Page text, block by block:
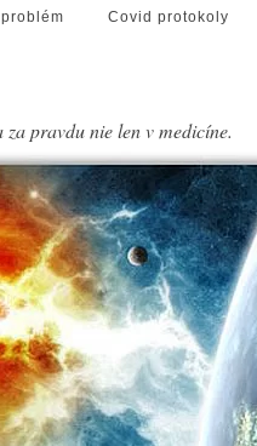
Covid protokoly
pravdu nie len v medicíne.